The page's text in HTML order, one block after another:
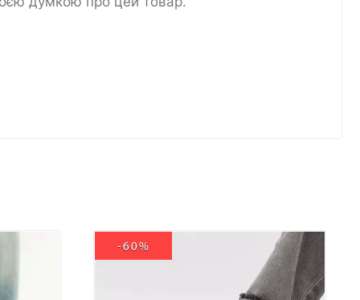
-60%